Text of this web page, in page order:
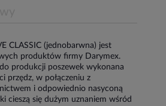
CLASSIC (jednobarwna) jest
produktów firmy Darymex.
produkcji poszewek wykonana
przędz, w połączeniu z
i odpowiednio nasyconą
cieszą się dużym uznaniem wśród